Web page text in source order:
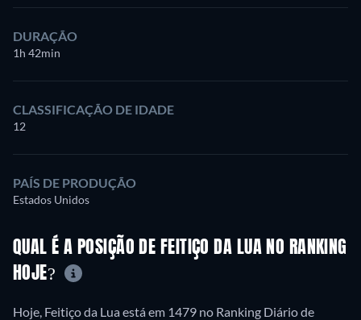
DURAÇÃO
1h 42min
CLASSIFICAÇÃO DE IDADE
12
PAÍS DE PRODUÇÃO
Estados Unidos
QUAL É A POSIÇÃO DE FEITIÇO DA LUA NO RANKING
HOJE?
Hoje, Feitiço da Lua está em 1479 no Ranking Diário de